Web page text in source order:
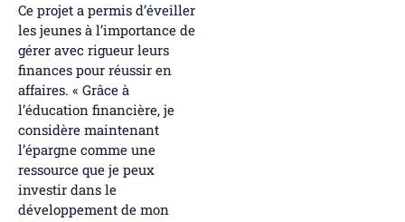
Ce projet a permis d’éveiller
les jeunes à l’importance de
gérer avec rigueur leurs
finances pour réussir en
affaires. « Grâce à
l’éducation financière, je
considère maintenant
l’épargne comme une
ressource que je peux
investir dans le
développement de mon